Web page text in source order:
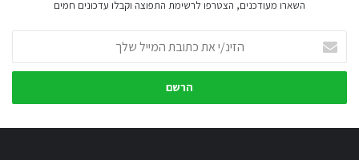
השארו מעודכנים, הצטרפו לרשימת התפוצה וקבלו עדכונים חמים
את
כתובת
שלך